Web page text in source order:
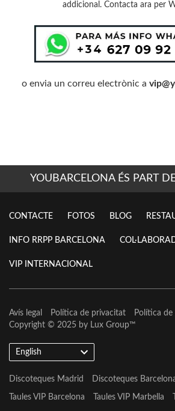
addicional. Contacta ara per
o envia un correu electrònic a
YOUBARCELONA ÉS PART
CONTACTE FOTOS BLOG
INFO RRPP BARCELONA
VIP INTERNACIONAL
Avís legal Política de privacitat
Política de
Copyright © 2025 by Lux Group™
English
Discoteques Madrid Discoteques
Taules VIP Barcelona Taules VIP Marbella